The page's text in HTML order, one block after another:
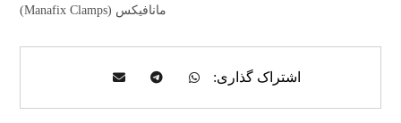
مانافیکس (Manafix Clamps)